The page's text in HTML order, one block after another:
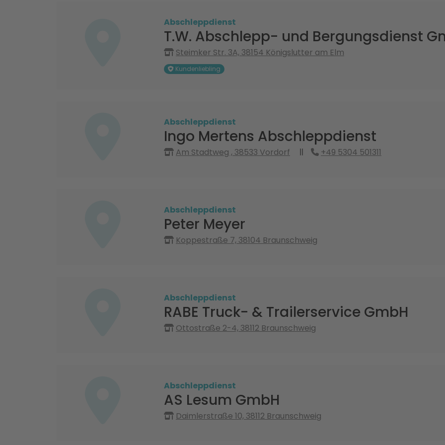
Abschleppdienst
T.W. Abschlepp- und Bergungsdienst
Steimker Str. 3A, 38154 Königslutter am Elm
Kundenliebling
Abschleppdienst
Ingo Mertens Abschleppdienst
Am Stadtweg , 38533 Vordorf +49 5304 501311
Abschleppdienst
Peter Meyer
Koppestraße 7, 38104 Braunschweig
Abschleppdienst
RABE Truck- & Trailerservice GmbH
Ottostraße 2-4, 38112 Braunschweig
Abschleppdienst
AS Lesum GmbH
Daimlerstraße 10, 38112 Braunschweig